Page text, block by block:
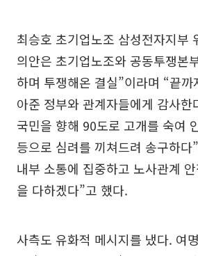
최승호 초기업노조 삼성전자지부
의안은 초기업노조와 공동투쟁본
하며 투쟁해온 결실”이라며 “끝
아준 정부와 관계자들에게 감사한
국민을 향해 90도로 고개를 숙여
등으로 심려를 끼쳐드려 송구하다
내부 소통에 집중하고 노사관계
을 다하겠다”고 했다.
사측도 유화적 메시지를 냈다. 여